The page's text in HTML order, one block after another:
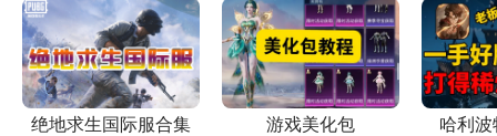
绝地求生国际服合集 游戏美化包 哈利